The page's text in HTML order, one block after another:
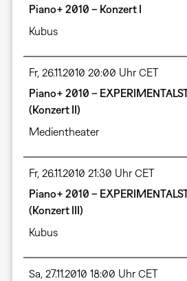
Piano+ 2010 – Konzert I
Kubus
Fr, 26.11.2010 20:00 Uhr CET
Piano+ 2010 –
(Konzert II)
Medientheater
Fr, 26.11.2010 21:30 Uhr CET
Piano+ 2010 –
(Konzert III)
Kubus
Sa, 27.11.2010 18:00 Uhr CET